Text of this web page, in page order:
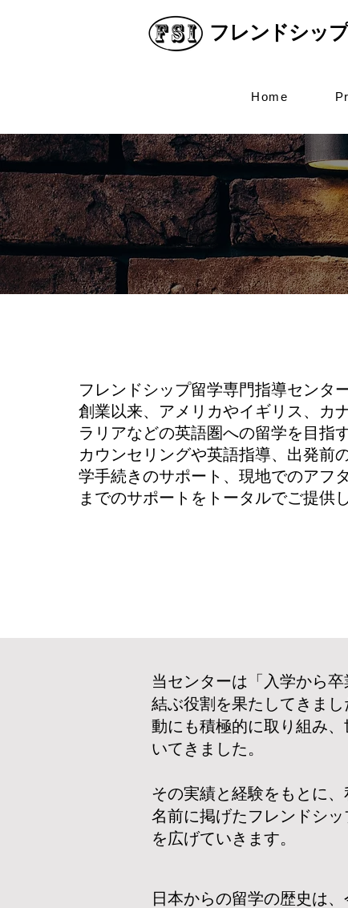
フレンドシッ
Home
フレンドシップ留学専門指導センター
創業以来、 アメリカやイギリス、カ
ラリアなどの英語圏への留学を目指
カウンセリングや英語指導、出発前
学手続きのサポート、現地でのアフ
までのサポートをトータルでご提供
当センターは「入学から
結ぶ役割を果たしてきま
動にも積極的に取り組み
いてきました。
その実績と経験をもとに
名前に掲げたフレンドシ
を広げていきます。
日本からの留学の歴史は